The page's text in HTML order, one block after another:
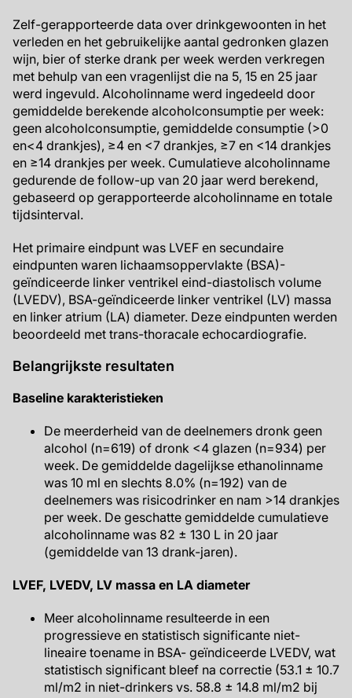
Zelf-gerapporteerde data over drinkgewoonten in het
verleden en het gebruikelijke aantal gedronken glazen
wijn, bier of sterke drank per week werden verkregen
met behulp van een vragenlijst die na 5, 15 en 25 jaar
werd ingevuld. Alcoholinname werd ingedeeld door
gemiddelde berekende alcoholconsumptie per week:
geen alcoholconsumptie, gemiddelde consumptie (>0
en<4 drankjes), ≥4 en <7 drankjes, ≥7 en <14 drankjes
en ≥14 drankjes per week. Cumulatieve alcoholinname
gedurende de follow-up van 20 jaar werd berekend,
gebaseerd op gerapporteerde alcoholinname en totale
tijdsinterval.
Het primaire eindpunt was LVEF en secundaire
eindpunten waren lichaamsoppervlakte (BSA)-
geïndiceerde linker ventrikel eind-diastolisch volume
(LVEDV), BSA-geïndiceerde linker ventrikel (LV) massa
en linker atrium (LA) diameter. Deze eindpunten werden
beoordeeld met trans-thoracale echocardiografie.
Belangrijkste resultaten
Baseline karakteristieken
De meerderheid van de deelnemers dronk geen
alcohol (n=619) of dronk <4 glazen (n=934) per
week. De gemiddelde dagelijkse ethanolinname
was 10 ml en slechts 8.0% (n=192) van de
deelnemers was risicodrinker en nam >14 drankjes
per week. De geschatte gemiddelde cumulatieve
alcoholinname was 82 ± 130 L in 20 jaar
(gemiddelde van 13 drank-jaren).
LVEF, LVEDV, LV massa en LA diameter
Meer alcoholinname resulteerde in een
progressieve en statistisch significante niet-
lineaire toename in BSA- geïndiceerde LVEDV, wat
statistisch significant bleef na correctie (53.1 ± 10.7
ml/m2 in niet-drinkers vs. 58.8 ± 14.8 ml/m2 bij